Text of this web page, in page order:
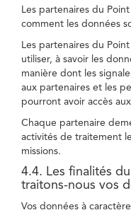
Les partenaires du
comment les données
Les partenaires du
utiliser, à savoir les
manière dont les
aux partenaires et les
pourront avoir accès
Chaque partenaire
activités de traitement
missions.
4.4. Les finalités
traitons-nous vos
Vos données à